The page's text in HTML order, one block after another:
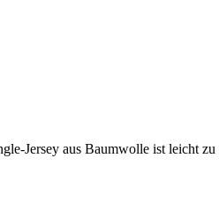
Jersey aus Baumwolle ist leicht zu